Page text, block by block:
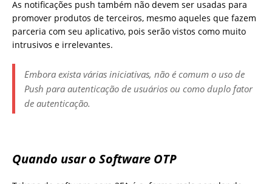
As notificações push também não devem ser usadas para
promover produtos de terceiros, mesmo aqueles que fazem
parceria com seu aplicativo, pois serão vistos como muito
intrusivos e irrelevantes.
Embora exista várias iniciativas, não é comum o uso de
Push para autenticação de usuários ou como duplo fator
de autenticação.
Quando usar o Software OTP